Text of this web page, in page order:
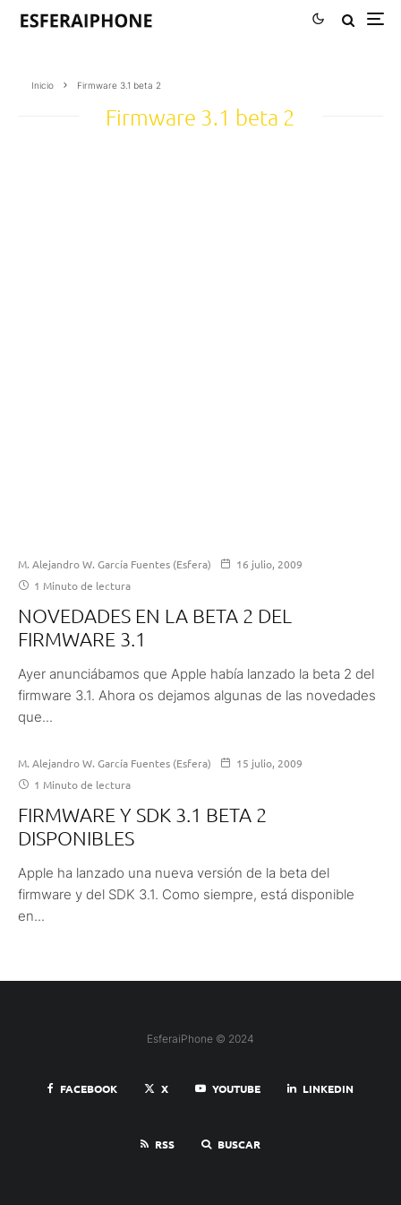
Inicio Firmware 3.1 beta 2
Firmware 3.1 beta 2
M. Alejandro W. García Fuentes (Esfera)
16 julio, 2009
1 Minuto de lectura
NOVEDADES EN LA BETA 2 DEL
FIRMWARE 3.1
Ayer anunciábamos que Apple había lanzado la beta 2 del
firmware 3.1. Ahora os dejamos algunas de las novedades
que...
M. Alejandro W. García Fuentes (Esfera)
15 julio, 2009
1 Minuto de lectura
FIRMWARE Y SDK 3.1 BETA 2
DISPONIBLES
Apple ha lanzado una nueva versión de la beta del
firmware y del SDK 3.1. Como siempre, está disponible
en...
EsferaiPhone © 2024
FACEBOOK X YOUTUBE LINKEDIN
RSS BUSCAR